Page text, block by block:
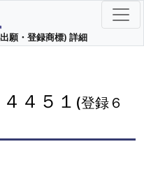
願・登録商標) 詳細
４５１ (登録６